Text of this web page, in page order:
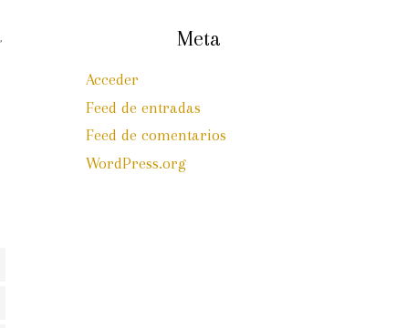
Meta
Acceder
Feed de entradas
Feed de comentarios
WordPress.org